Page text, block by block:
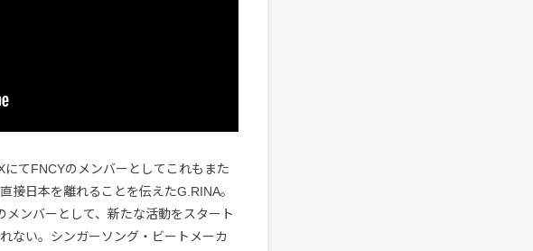
てFNCYのメンバーとしてこれもまた
接日本を離れることを伝えたG.RINA。
ンバーとして、新たな活動をスタート
ない。シンガーソング・ビートメーカ